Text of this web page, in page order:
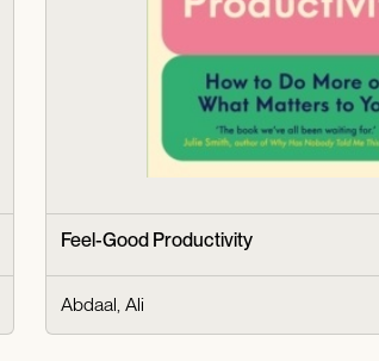
Feel-Good Productivity
Abdaal, Ali